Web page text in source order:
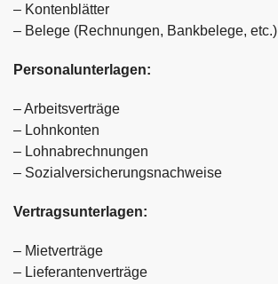
– Kontenblätter
– Belege (Rechnungen, Bankbelege, etc.)
Personalunterlagen:
– Arbeitsverträge
– Lohnkonten
– Lohnabrechnungen
– Sozialversicherungsnachweise
Vertragsunterlagen:
– Mietverträge
– Lieferantenverträge